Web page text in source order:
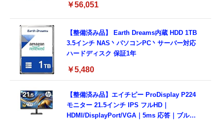
￥56,051
【整備済み品】 Earth Dreams内蔵 HDD 1TB
3.5インチ NAS丶パソコンPC丶サーバー対応
ハードディスク 保証1年
￥5,480
【整備済み品】エイチピー ProDisplay P224
モニター 21.5インチ IPS フルHD｜
HDMI/DisplayPort/VGA｜5ms 応答｜ブルー